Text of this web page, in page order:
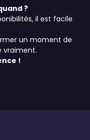
?
il est facile
un moment de
vraiment.
!